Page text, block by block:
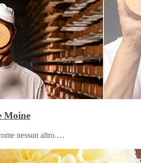
Moine
nessun altro.…